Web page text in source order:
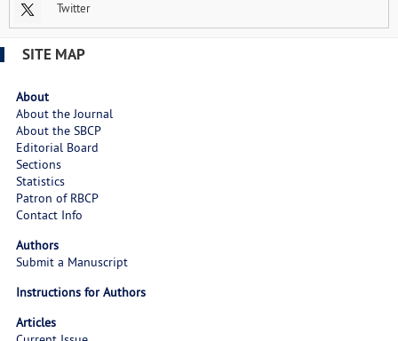
Twitter
SITE MAP
About
About the Journal
About the SBCP
Editorial Board
Sections
Statistics
Patron of RBCP
Contact Info
Authors
Submit a Manuscript
Instructions for Authors
Articles